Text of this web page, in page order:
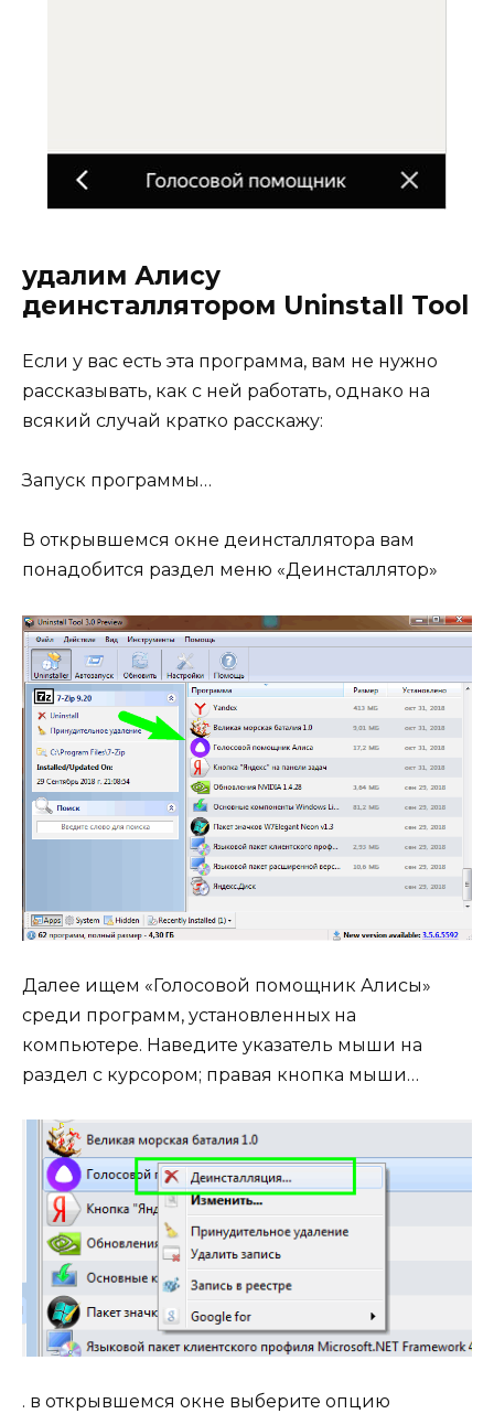
удалим Алису
деинсталлятором Uninstall Tool
Если у вас есть эта программа, вам не нужно
рассказывать, как с ней работать, однако на
всякий случай кратко расскажу:
Запуск программы…
В открывшемся окне деинсталлятора вам
понадобится раздел меню «Деинсталлятор»
Далее ищем «Голосовой помощник Алисы»
среди программ, установленных на
компьютере. Наведите указатель мыши на
раздел с курсором; правая кнопка мыши…
. в открывшемся окне выберите опцию